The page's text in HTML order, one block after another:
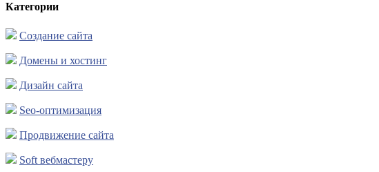
Категории
Создание сайта
Домены и хостинг
Дизайн сайта
Seo-оптимизация
Продвижение сайта
Soft вебмастеру